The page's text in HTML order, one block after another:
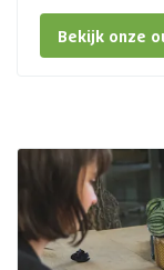
Bekijk onze